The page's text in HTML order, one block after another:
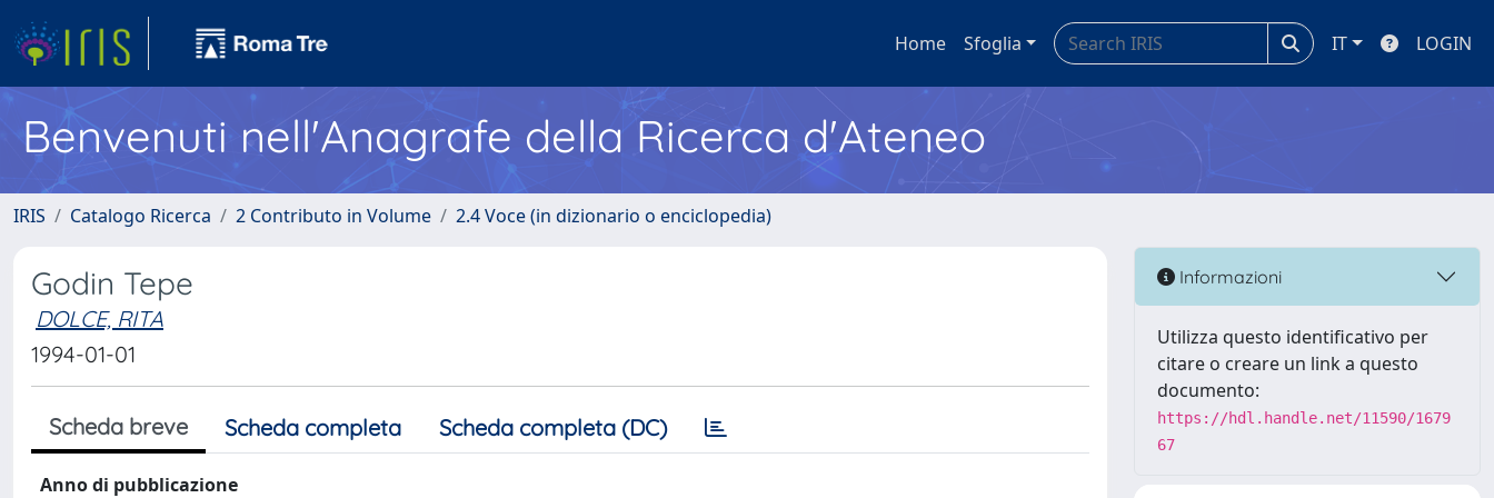
Home Sfoglia IT LOGIN
Benvenuti nell'Anagrafe della Ricerca d'Ateneo
IRIS Catalogo Ricerca 2 Contributo in Volume 2.4 Voce (in dizionario o enciclopedia)
Godin Tepe
DOLCE, RITA
1994-01-01
Scheda breve Scheda completa Scheda completa (DC)
Anno di pubblicazione
Informazioni
Utilizza questo identificativo per
citare o creare un link a questo
documento:
https://hdl.handle.net/11590/1679
67